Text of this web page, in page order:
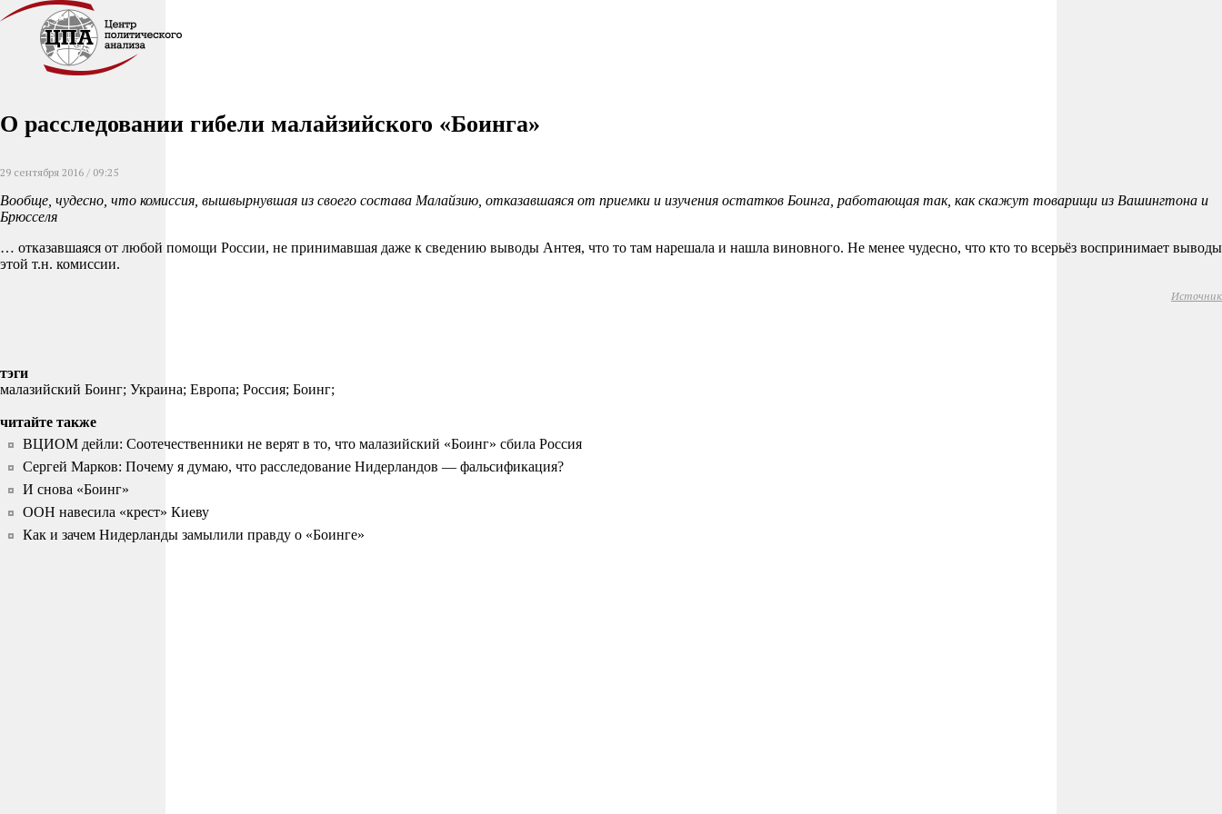
О расследовании гибели малайзийского «Боинга»
29 сентября 2016 / 09:25
Вообще, чудесно, что комиссия, вышвырнувшая из своего состава Малайзию, отказавшаяся от приемки и изучения остатков Боинга, работающая так, как скажут товарищи из Вашингтона и
Брюсселя
… отказавшаяся от любой помощи России, не принимавшая даже к сведению выводы Антея, что то там нарешала и нашла виновного. Не менее чудесно, что кто то всерьёз воспринимает выводы
этой т.н. комиссии.
Источник
тэги
малазийский Боинг; Украина; Европа; Россия; Боинг;
читайте также
ВЦИОМ дейли: Соотечественники не верят в то, что малазийский «Боинг» сбила Россия
Сергей Марков: Почему я думаю, что расследование Нидерландов — фальсификация?
И снова «Боинг»
ООН навесила «крест» Киеву
Как и зачем Нидерланды замылили правду о «Боинге»